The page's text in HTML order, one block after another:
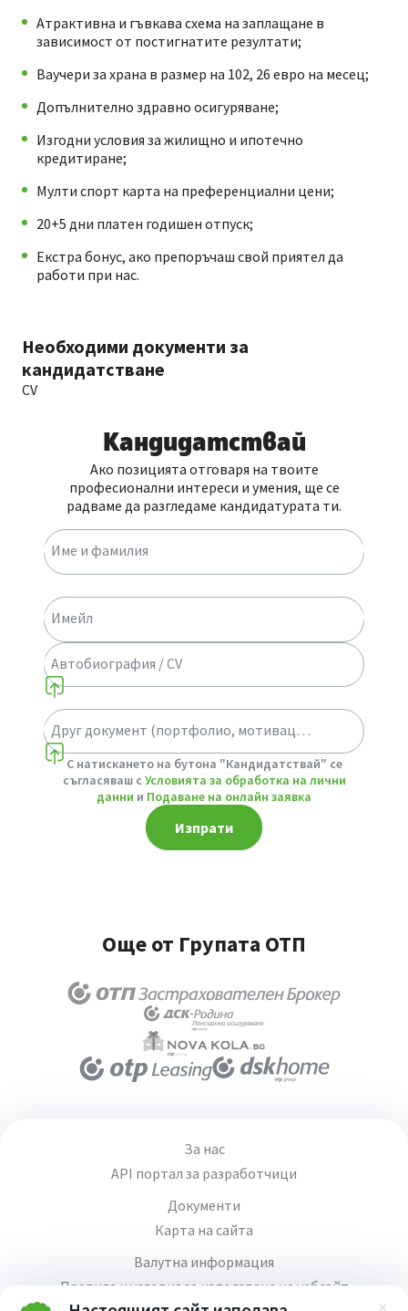
Атрактивна и гъвкава схема на заплащане в
зависимост от постигнатите резултати;
Ваучери за храна в размер на 102, 26 евро на месец;
Допълнително здравно осигуряване;
Изгодни условия за жилищно и ипотечно
кредитиране;
Мулти спорт карта на преференциални цени;
20+5 дни платен годишен отпуск;
Екстра бонус, ако препоръчаш свой приятел да
работи при нас.
Необходими документи за
кандидатстване
CV
Кандидатствай
Ако позицията отговаря на твоите
професионални интереси и умения, ще се
радваме да разгледаме кандидатурата ти.
Име и фамилия
Имейл
Автобиография / CV
Друг документ (портфолио, мотивационно писмо или др.)
Select a choice
С натискането на бутона "Кандидатствай" се
съгласяваш с Условията за обработка на лични
данни и Подаване на онлайн заявка
Изпрати
Още от Групата ОТП
За нас
API портал за разработчици
Документи
Карта на сайта
Валутна информация
Правила и условия за използване на уебсайт